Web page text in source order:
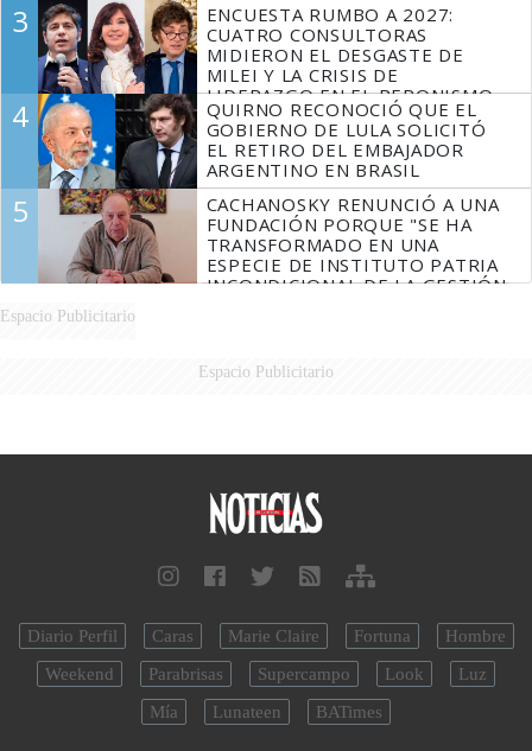
3
ENCUESTA RUMBO A 2027:
CUATRO CONSULTORAS
MIDIERON EL DESGASTE DE
MILEI Y LA CRISIS DE
LIDERAZGO EN EL PERONISMO
4
QUIRNO RECONOCIÓ QUE EL
GOBIERNO DE LULA SOLICITÓ
EL RETIRO DEL EMBAJADOR
ARGENTINO EN BRASIL
5
CACHANOSKY RENUNCIÓ A UNA
FUNDACIÓN PORQUE "SE HA
TRANSFORMADO EN UNA
ESPECIE DE INSTITUTO PATRIA
INCONDICIONAL DE LA GESTIÓN
Espacio Publicitario
Espacio Publicitario
Diario Perfil Caras Marie Claire Fortuna
Hombre
Weekend
Parabrisas Supercampo Look
Luz
Mía
Lunateen BATimes